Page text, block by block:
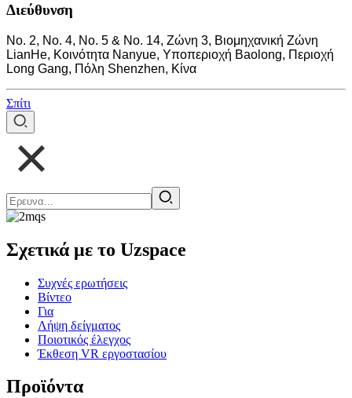
Διεύθυνση
Νο. 2, Νο. 4, Νο. 5 & Νο. 14, Ζώνη 3, Βιομηχανική Ζώνη
LianHe, Κοινότητα Nanyue, Υποπεριοχή Baolong, Περιοχή
Long Gang, Πόλη Shenzhen, Κίνα
Σπίτι
Σχετικά με το Uzspace
Συχνές ερωτήσεις
Βίντεο
Για
Λήψη δείγματος
Ποιοτικός έλεγχος
Έκθεση VR εργοστασίου
Προϊόντα